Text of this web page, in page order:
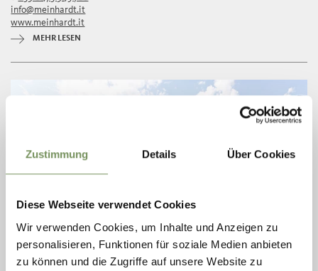
Zustimmung Details Über Cookies
Diese Webseite verwendet Cookies
Wir verwenden Cookies, um Inhalte und Anzeigen zu
personalisieren, Funktionen für soziale Medien anbieten
zu können und die Zugriffe auf unsere Website zu
info@meinhardt.it
www.meinhardt.it
MEHR LESEN